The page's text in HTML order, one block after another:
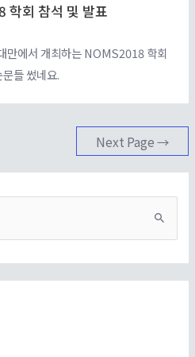
회 참석 및 발표
만에서 개최하는 NOMS2018 학회
들 썼네요.
Next Page→